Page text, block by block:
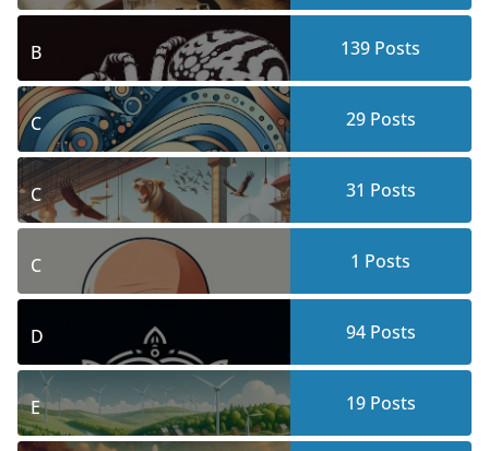
B 139 Posts
C 29Posts
C 31 Posts
C 1 Posts
D 94Posts
E 19Posts